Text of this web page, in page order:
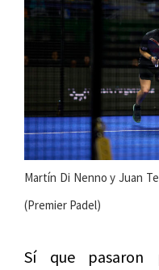
Martín Di Nenno y Juan
(Premier Padel)
Sí que pasaron